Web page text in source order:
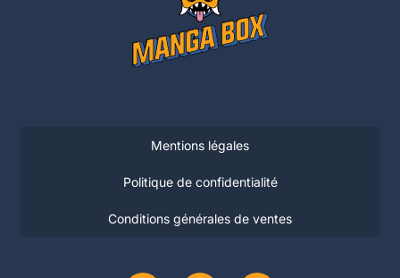
Mentions légales
Politique de confidentialité
Conditions générales de ventes